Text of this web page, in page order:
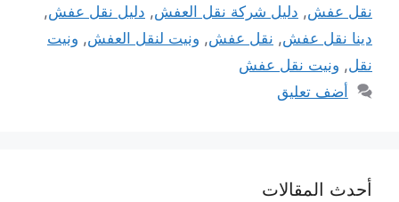
نقل عفش, دليل شركة نقل العفش, دليل نقل عفش,
دينا نقل عفش, نقل عفش, ونيت لنقل العفش, ونيت
نقل, ونيت نقل عفش
أضف تعليق
أحدث المقالات